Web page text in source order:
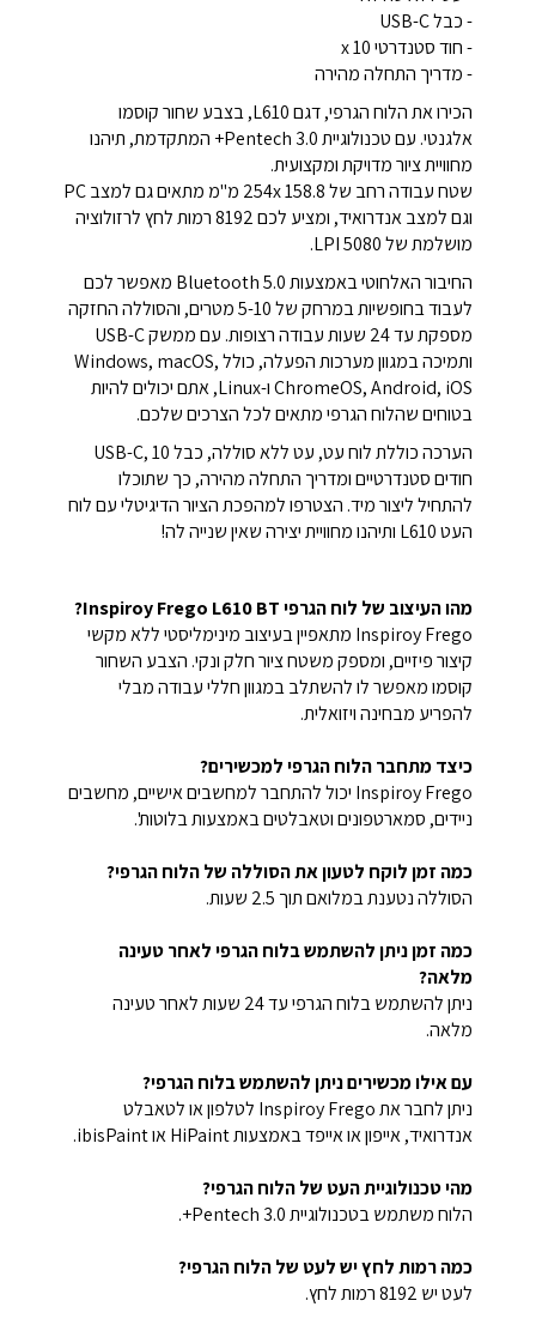
- כבל USB-C
- חוד סטנדרטי x 10
- מדריך התחלה מהירה
הכירו את הלוח הגרפי, דגם L610, בצבע שחור קוסמו
אלגנטי. עם טכנולוגיית Pentech 3.0+ המתקדמת, תיהנו
מחוויית ציור מדויקת ומקצועית.
שטח עבודה רחב של 254x 158.8 מ"מ מתאים גם למצב PC
וגם למצב אנדרואיד, ומציע לכם 8192 רמות לחץ לרזולוציה
מושלמת של 5080 LPI.
החיבור האלחוטי באמצעות Bluetooth 5.0 מאפשר לכם
לעבוד בחופשיות במרחק של 5-10 מטרים, והסוללה החזקה
מספקת עד 24 שעות עבודה רצופות. עם ממשק USB-C
ותמיכה במגוון מערכות הפעלה, כולל Windows, macOS,
ChromeOS, Android, iOS ו-Linux, אתם יכולים להיות
בטוחים שהלוח הגרפי מתאים לכל הצרכים שלכם.
הערכה כוללת לוח עט, עט ללא סוללה, כבל USB-C, 10
חודים סטנדרטיים ומדריך התחלה מהירה, כך שתוכלו
להתחיל ליצור מיד. הצטרפו למהפכת הציור הדיגיטלי עם לוח
העט L610 ותיהנו מחוויית יצירה שאין שנייה לה!
מהו העיצוב של לוח הגרפי Inspiroy Frego L610 BT?
Inspiroy Frego מתאפיין בעיצוב מינימליסטי ללא מקשי
קיצור פיזיים, ומספק משטח ציור חלק ונקי. הצבע השחור
קוסמו מאפשר לו להשתלב במגוון חללי עבודה מבלי
להפריע מבחינה ויזואלית.
כיצד מתחבר הלוח הגרפי למכשירים?
Inspiroy Frego יכול להתחבר למחשבים אישיים, מחשבים
ניידים, סמארטפונים וטאבלטים באמצעות בלוטות'.
כמה זמן לוקח לטעון את הסוללה של הלוח הגרפי?
הסוללה נטענת במלואם תוך 2.5 שעות.
כמה זמן ניתן להשתמש בלוח הגרפי לאחר טעינה
מלאה?
ניתן להשתמש בלוח הגרפי עד 24 שעות לאחר טעינה
מלאה.
עם אילו מכשירים ניתן להשתמש בלוח הגרפי?
ניתן לחבר את Inspiroy Frego לטלפון או לטאבלט
אנדרואיד, אייפון או אייפד באמצעות HiPaint או ibisPaint.
מהי טכנולוגיית העט של הלוח הגרפי?
הלוח משתמש בטכנולוגיית Pentech 3.0+.
כמה רמות לחץ יש לעט של הלוח הגרפי?
לעט יש 8192 רמות לחץ.